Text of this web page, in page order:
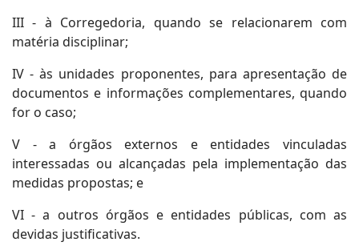
III - à Corregedoria, quando se relacionarem com
matéria disciplinar;
IV - às unidades proponentes, para apresentação de
documentos e informações complementares, quando
for o caso;
V - a órgãos externos e entidades vinculadas
interessadas ou alcançadas pela implementação das
medidas propostas; e
VI - a outros órgãos e entidades públicas, com as
devidas justificativas.